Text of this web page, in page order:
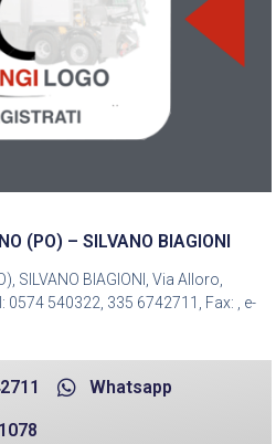
(PO) – SILVANO BIAGIONI
SILVANO BIAGIONI, Via Alloro,
0574 540322, 335 6742711, Fax: , e-
Whatsapp